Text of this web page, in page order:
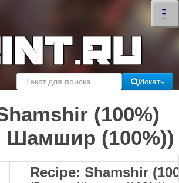
–
–
–
×
Искать
(100%)
Шамшир (100%))
Recipe: Shamshir